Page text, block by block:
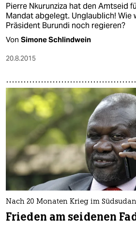
Pierre Nkurunziza hat den Amtseid
Mandat abgelegt. Unglaublich! Wie
Präsident Burundi noch regieren?
Von Simone Schlindwein
20.8.2015
Nach 20 Monaten Krieg im Südsudan
Frieden am seidenen